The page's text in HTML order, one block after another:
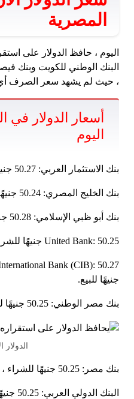
المصرية
اليوم ، حافظ الدولار على
البنك الوطني للكويت وبنك
، حيث لم يشهد سعر الصرف أي
أسعار الدولار في
اليوم
بنك الاستثمار العربي: 50.27 جنيهًا للشراء ، 50.37 جنيهًا للبيع.
بنك الخليج المصري: 50.24 جنيهًا للشراء ، 50.34 جنيهًا للبيع.
بنك أبو ظبي الإسلامي: 50.28 جنيهًا للشراء ، 50.38 جنيهًا للبيع.
United Bank: 50.25 جنيهًا للشراء ، 50.35 جنيهًا للبيع.
جنيهًا للبيع.
بنك مصر الوطني: 50.25 جنيهًا للشراء ، 50.35 جنيهًا للبيع.
الدولار
بنك مصر: 50.25 جنيهًا للشراء ، 50.35 جنيهًا للبيع.
البنك الدولي العربي: 50.25 جنيهًا للشراء ، 50.35 جنيهًا للبيع.